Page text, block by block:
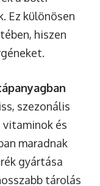
Ez különösen
hiszen
szezonális
vitaminok és
maradnak
gyártása
tárolás